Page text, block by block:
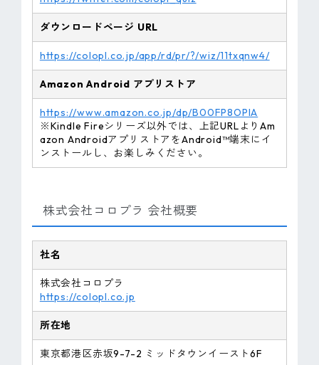
ダウンロードページ URL
https://colopl.co.jp/app/rd/pr/?/wiz/11txqnw4/
AmazonAndroid アプリストア
https://www.amazon.co.jp/dp/B00FP8OPIA
※Kindle Fireシリーズ以外では、上記URLよりAm
azon AndroidアプリストアをAndroid™端末にイ
ンストールし、お楽しみください。
株式会社コロプラ 会社概要
社名
株式会社コロプラ
https://colopl.co.jp
所在地
東京都港区赤坂9-7-2 ミッドタウンイースト6F